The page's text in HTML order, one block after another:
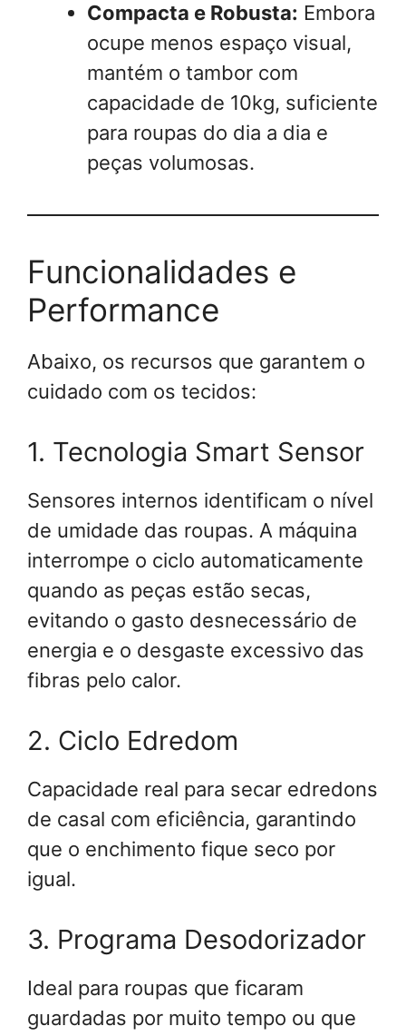
Compacta e Robusta: Embora
ocupe menos espaço visual,
mantém o tambor com
capacidade de 10kg, suficiente
para roupas do dia a dia e
peças volumosas.
Funcionalidades e
Performance
Abaixo, os recursos que garantem o
cuidado com os tecidos:
1. Tecnologia Smart Sensor
Sensores internos identificam o nível
de umidade das roupas. A máquina
interrompe o ciclo automaticamente
quando as peças estão secas,
evitando o gasto desnecessário de
energia e o desgaste excessivo das
fibras pelo calor.
2. Ciclo Edredom
Capacidade real para secar edredons
de casal com eficiência, garantindo
que o enchimento fique seco por
igual.
3. Programa Desodorizador
Ideal para roupas que ficaram
guardadas por muito tempo ou que